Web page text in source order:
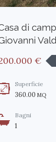
di
€
Superficie
360.00 MQ
Bagni
1